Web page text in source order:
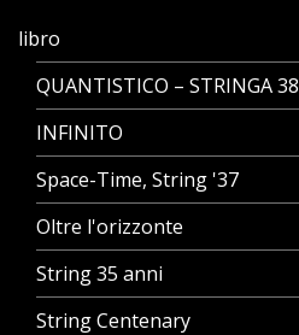
libro
QUANTISTICO – STRINGA 38
INFINITO
Space-Time, String '37
Oltre l'orizzonte
String 35 anni
String Centenary